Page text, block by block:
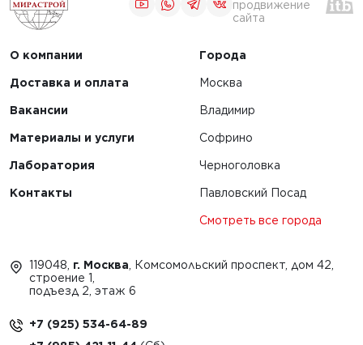
продвижение
сайта
О компании
Доставка и оплата
Вакансии
Материалы и услуги
Лаборатория
Контакты
Города
Москва
Владимир
Софрино
Черноголовка
Павловский Посад
Смотреть все города
119048, г. Москва , Комсомольский проспект, дом 42,
строение 1,
подъезд 2, этаж 6
+7 (925) 534-64-89